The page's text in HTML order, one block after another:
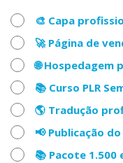
🎨 Capa
🚀 Página de
🌐 Hospedagem
📚 Curso PLR
🌎 Tradução
📢 Publicação
📚 Pacote 1.500